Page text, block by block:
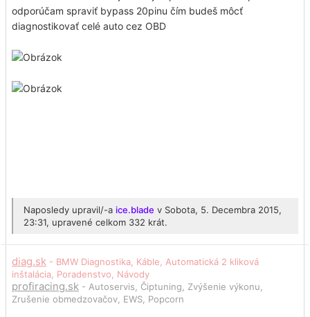
odporúčam spraviť bypass 20pinu čím budeš môcť
diagnostikovať celé auto cez OBD
Naposledy upravil/-a ice.blade v Sobota, 5. Decembra 2015,
23:31, upravené celkom 332 krát.
diag.sk - BMW Diagnostika, Káble, Automatická 2 kliková
inštalácia, Poradenstvo, Návody
profiracing.sk - Autoservis, Čiptuning, Zvýšenie výkonu,
Zrušenie obmedzovačov, EWS, Popcorn